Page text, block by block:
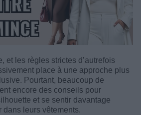
et les règles strictes d’autrefois
place à une approche plus
Pourtant, beaucoup de
encore des conseils pour
et se sentir davantage
dans leurs vêtements.